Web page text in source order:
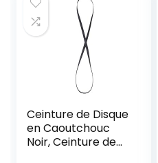
Ceinture de Disque
en Caoutchouc
Noir, Ceinture de